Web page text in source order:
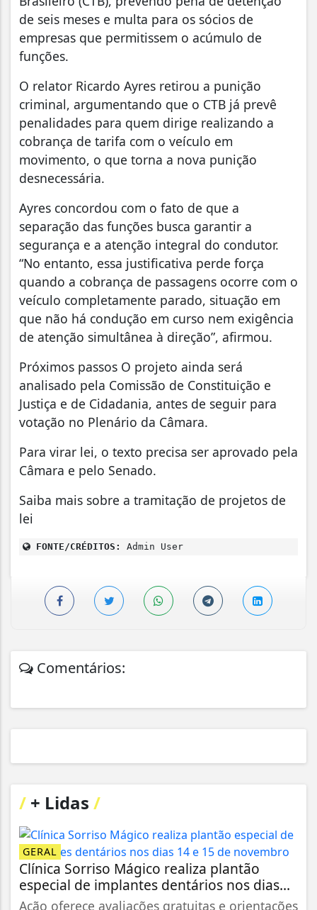
de seis meses e multa para os sócios de
empresas que permitissem o acúmulo de
funções.
O relator Ricardo Ayres retirou a punição
criminal, argumentando que o CTB já prevê
penalidades para quem dirige realizando a
cobrança de tarifa com o veículo em
movimento, o que torna a nova punição
desnecessária.
Ayres concordou com o fato de que a
separação das funções busca garantir a
segurança e a atenção integral do condutor.
“No entanto, essa justificativa perde força
quando a cobrança de passagens ocorre com o
veículo completamente parado, situação em
que não há condução em curso nem exigência
de atenção simultânea à direção”, afirmou.
Próximos passos O projeto ainda será
analisado pela Comissão de Constituição e
Justiça e de Cidadania, antes de seguir para
votação no Plenário da Câmara.
Para virar lei, o texto precisa ser aprovado pela
Câmara e pelo Senado.
Saiba mais sobre a tramitação de projetos de
lei
FONTE/CRÉDITOS: Admin User
Comentários:
/ + Lidas /
GERAL
Clínica Sorriso Mágico realiza plantão
especial de implantes dentários nos dias...
Ação oferece avaliações gratuitas e orientações